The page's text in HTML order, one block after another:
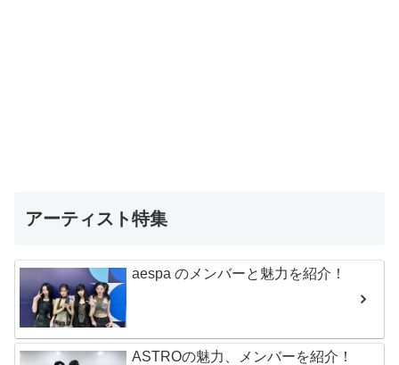
アーティスト特集
aespa のメンバーと魅力を紹介！
ASTROの魅力、メンバーを紹介！